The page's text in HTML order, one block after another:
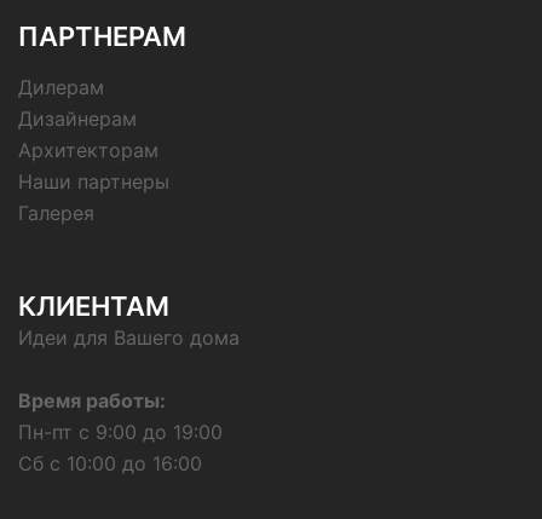
ПАРТНЕРАМ
Дилерам
Дизайнерам
Архитекторам
Наши партнеры
Галерея
КЛИЕНТАМ
Идеи для Вашего дома
Время работы:
Пн-пт с 9:00 до 19:00
Сб с 10:00 до 16:00